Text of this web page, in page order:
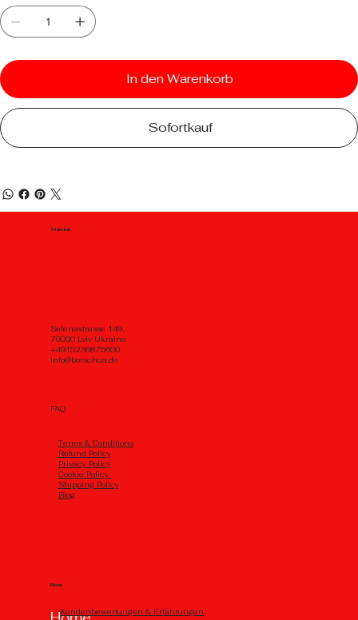
In den Warenkorb
Sofortkauf
Standort
Selenastrasse 149,
79000 Lviv Ukraine
+4915236875600
info@borschua.de
Menu
FAQ
Тerms & Conditions
Refund Policy
Privacy Policy
Cookie Policy
Shipping Policy
Blog
Kundenbewertungen & Erfahrungen